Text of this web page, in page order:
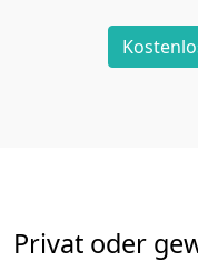
Privat oder